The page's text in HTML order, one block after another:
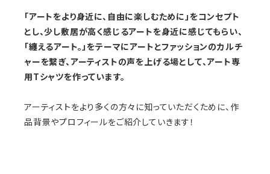
「アートをより身近に、自由に楽しむために」をコンセプト
とし、少し敷居が高く感じるアートを身近に感じてもらい、
「纏えるアート。」をテーマにアートとファッションのカルチ
ャーを繋ぎ、アーティストの声を上げる場として、アート専
用Tシャツを作っています。
アーティストをより多くの方々に知っていただくために、作
品背景やプロフィールをご紹介していきます！